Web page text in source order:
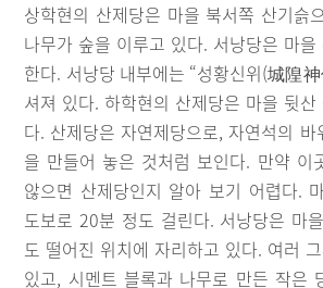
상학현의 산제당은 마을 북서쪽 산기슭
나무가 숲을 이루고 있다. 서낭당은 마
한다. 서낭당 내부에는 “성황신위(城隍
셔져 있다. 하학현의 산제당은 마을 뒷
다. 산제당은 자연제당으로, 자연석의
을 만들어 놓은 것처럼 보인다. 만약 이
않으면 산제당인지 알아 보기 어렵다.
도보로 20분 정도 걸린다. 서낭당은 마
도 떨어진 위치에 자리하고 있다. 여러
있고, 시멘트 블록과 나무로 만든 작은